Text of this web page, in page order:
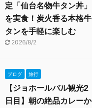
定「仙台名物牛タン丼」
を実食！炭火香る本格牛
タンを手軽に楽しむ
2026/8/2
ブログ 旅行
【ジョホールバル観光2
日目】朝の絶品カレーか